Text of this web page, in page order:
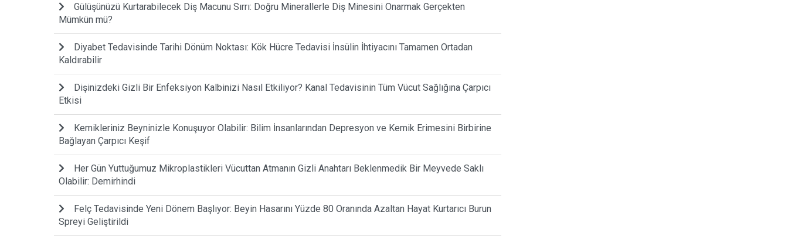
Gülüşünüzü Kurtarabilecek Diş Macunu Sırrı: Doğru Minerallerle Diş Minesini Onarmak Gerçekten
Mümkün mü?
Diyabet Tedavisinde Tarihi Dönüm Noktası: Kök Hücre Tedavisi İnsülin İhtiyacını Tamamen Ortadan
Kaldırabilir
Dişinizdeki Gizli Bir Enfeksiyon Kalbinizi Nasıl Etkiliyor? Kanal Tedavisinin Tüm Vücut Sağlığına Çarpıcı
Etkisi
Kemikleriniz Beyninizle Konuşuyor Olabilir: Bilim İnsanlarından Depresyon ve Kemik Erimesini Birbirine
Bağlayan Çarpıcı Keşif
Her Gün Yuttuğumuz Mikroplastikleri Vücuttan Atmanın Gizli Anahtarı Beklenmedik Bir Meyvede Saklı
Olabilir: Demirhindi
Felç Tedavisinde Yeni Dönem Başlıyor: Beyin Hasarını Yüzde 80 Oranında Azaltan Hayat Kurtarıcı Burun
Spreyi Geliştirildi